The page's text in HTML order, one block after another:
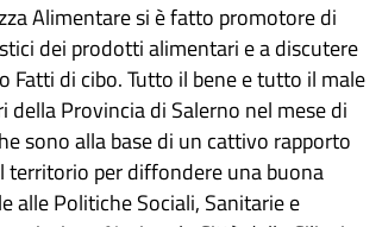
Alimentare si è fatto promotore di
dei prodotti alimentari e a discutere
Fatti di cibo. Tutto il bene e tutto il male
Provincia di Salerno nel mese di
sono alla base di un cattivo rapporto
territorio per diffondere una buona
alle Politiche Sociali, Sanitarie e